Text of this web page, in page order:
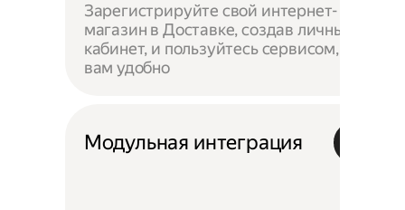
Зарегистрируйте свой интернет-
магазин в Доставке, создав личный
кабинет, и пользуйтесь сервисом, как
вам удобно
Модульная интеграция